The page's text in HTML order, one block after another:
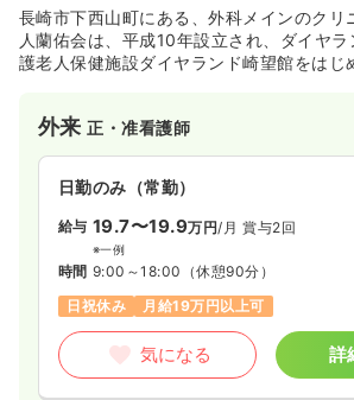
長崎市下西山町にある、外科メインのクリ
人蘭佑会は、平成10年設立され、ダイヤ
護老人保健施設ダイヤランド崎望館をはじ
外来正・准看護師
日勤のみ（常勤）
給与 19.7〜19.9万円/月 賞与2回
※一例
時間 9:00～18:00 （休憩90分）
日祝休み
月給19万円以上可
気になる 詳